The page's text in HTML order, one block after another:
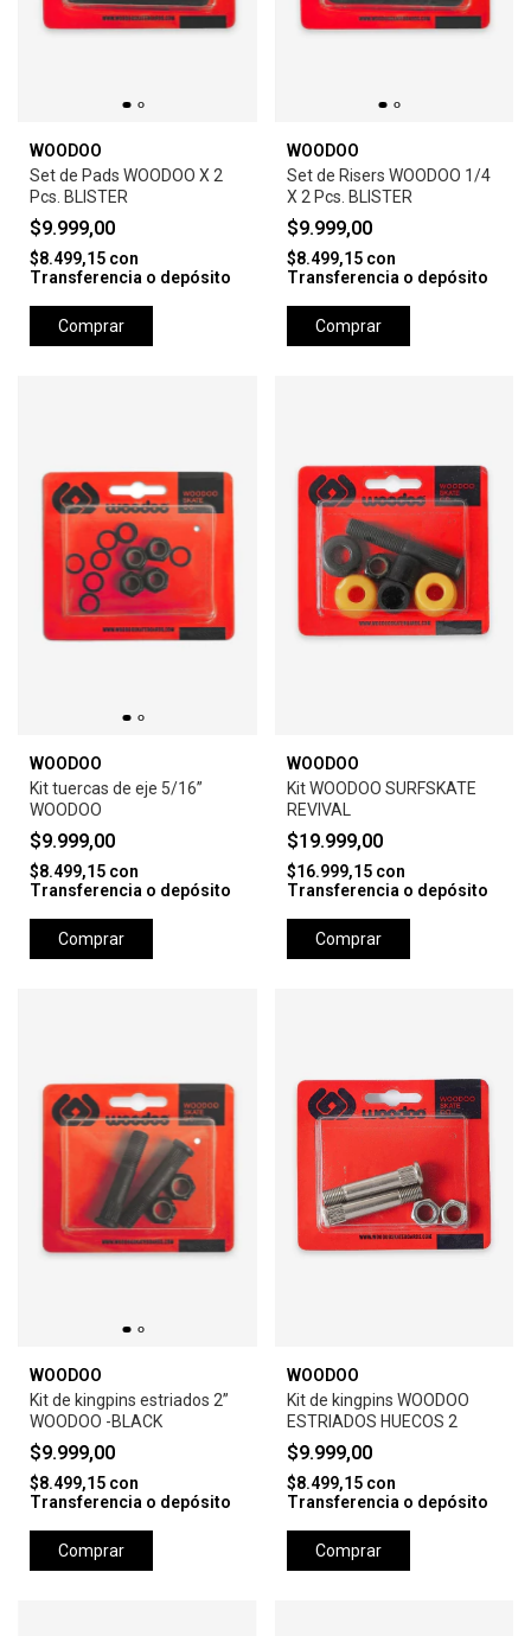
WOODOO
Set de Pads WOODOO X 2
Pcs. BLISTER
$9.999,00
$8.499,15 con
Transferencia o depósito
Comprar
WOODOO
Set de Risers WOODOO 1/4
X 2 Pcs. BLISTER
$9.999,00
$8.499,15 con
Transferencia o depósito
Comprar
WOODOO
Kit tuercas de eje 5/16”
WOODOO
$9.999,00
$8.499,15 con
Transferencia o depósito
Comprar
WOODOO
Kit WOODOO SURFSKATE
REVIVAL
$19.999,00
$16.999,15 con
Transferencia o depósito
Comprar
WOODOO
Kit de kingpins estriados 2”
WOODOO -BLACK
$9.999,00
$8.499,15 con
Transferencia o depósito
Comprar
WOODOO
Kit de kingpins WOODOO
ESTRIADOS HUECOS 2
$9.999,00
$8.499,15 con
Transferencia o depósito
Comprar